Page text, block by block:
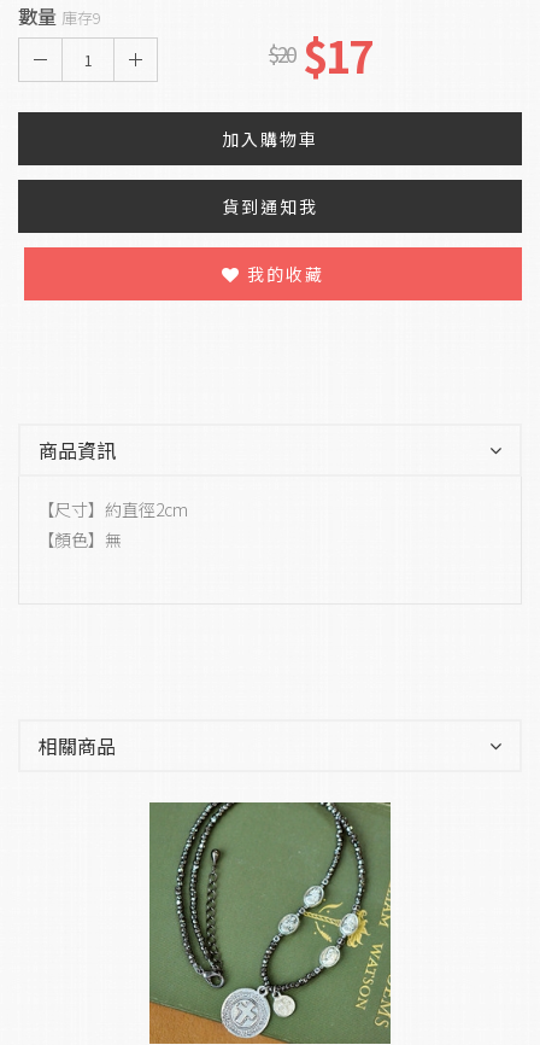
數量 庫存9
1 $20 $17
加入購物車
貨到通知我
我的收藏
商品資訊
【尺寸】約直徑2cm
【顏色】無
相關商品